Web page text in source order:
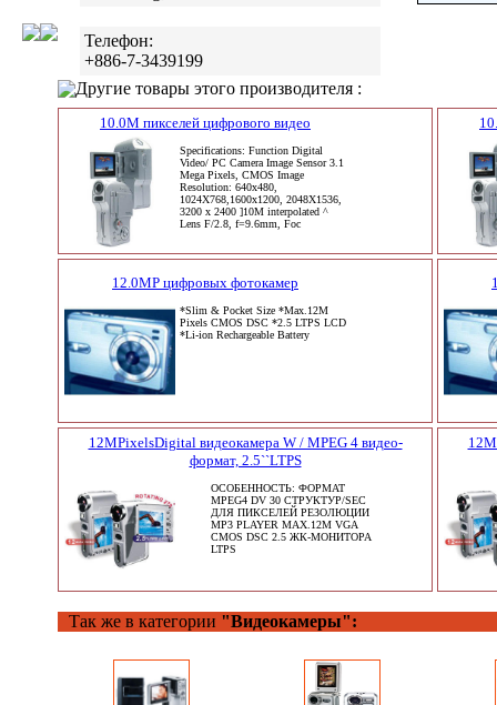
Телефон:
+886-7-3439199
Другие товары этого производителя :
10.0M пикселей цифрового видео
Specifications: Function Digital
Video/ PC Camera Image Sensor 3.1
Mega Pixels, CMOS Image
Resolution: 640x480,
1024X768,1600x1200, 2048X1536,
3200 x 2400 ]10M interpolated ^
Lens F/2.8, f=9.6mm, Foc
12.0MP цифровых фотокамер
*Slim & Pocket Size *Max.12M
Pixels CMOS DSC *2.5 LTPS LCD
*Li-ion Rechargeable Battery
12MPixelsDigital видеокамера W / MPEG 4 видео-
формат, 2.5``LTPS
ОСОБЕННОСТЬ: ФОРМАТ
MPEG4 DV 30 СТРУКТУР/SEC
ДЛЯ ПИКСЕЛЕЙ РЕЗОЛЮЦИИ
MP3 PLAYER MAX.12M VGA
CMOS DSC 2.5 ЖК-МОНИТОРА
LTPS
Так же в категории "Видеокамеры":